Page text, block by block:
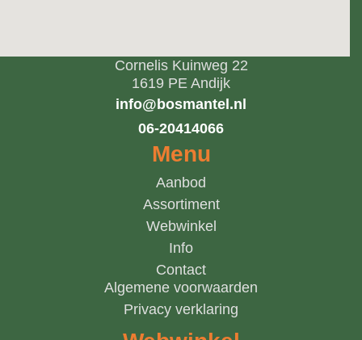
Cornelis Kuinweg 22
1619 PE Andijk
info@bosmantel.nl
06-20414066
Menu
Aanbod
Assortiment
Webwinkel
Info
Contact
Algemene voorwaarden
Privacy verklaring